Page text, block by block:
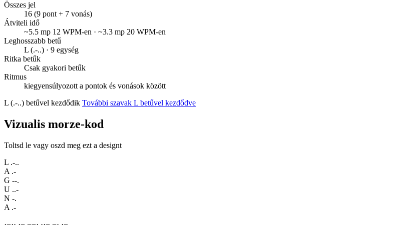
Összes jel
16 (9 pont + 7 vonás)
Átviteli idő
~5.5 mp 12 WPM-en · ~3.3 mp 20 WPM-en
Leghosszabb betű
L (.-..) · 9 egység
Ritka betűk
Csak gyakori betűk
Ritmus
kiegyensúlyozott a pontok és vonások között
L (.-..) betűvel kezdődik További szavak L betűvel kezdődve
Vizualis morze-kod
Toltsd le vagy oszd meg ezt a designt
L .-..
A .-
G --.
U ..-
N -.
A .-
·−·· ·− −−· ··− −· ·−